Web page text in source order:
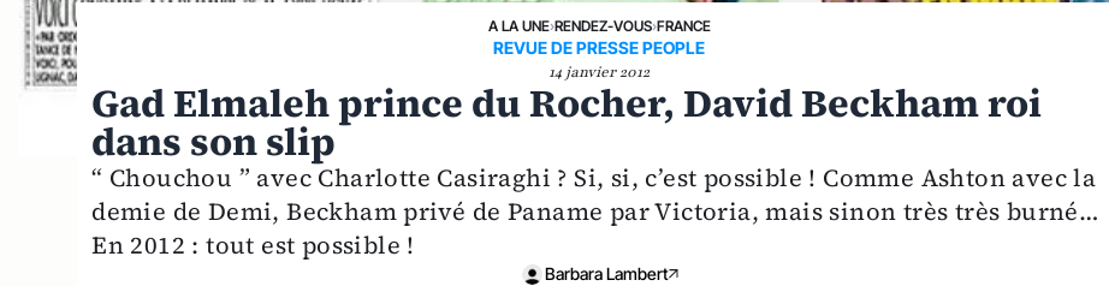
A LA UNE›RENDEZ-VOUS›FRANCE
REVUE DE PRESSE PEOPLE
14 janvier 2012
Gad Elmaleh prince du Rocher, David Beckham roi
dans son slip
“ Chouchou ” avec Charlotte Casiraghi ? Si, si, c’est possible ! Comme Ashton avec la
demie de Demi, Beckham privé de Paname par Victoria, mais sinon très très burné…
En 2012 : tout est possible !
Barbara Lambert